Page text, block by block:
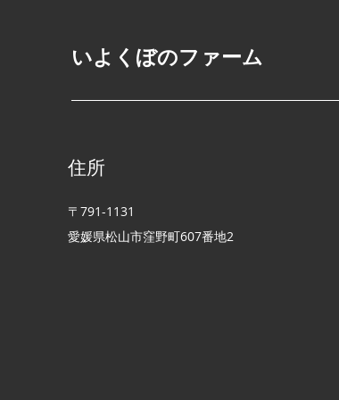
和8年産 新米予約スタ
​いよくぼのファーム
住所
〒791-1131
愛媛県松山市窪野町​607番地2